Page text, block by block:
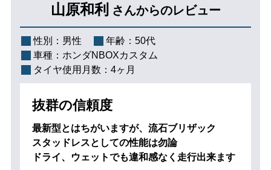
山原和利 さんからのレビュー
性別： 男性 年齢： 50代
車種： ホンダNBOXカスタム
タイヤ使用月数： 4ヶ月
抜群の信頼度
最新型とはちがいますが、流石ブリザック
スタッドレスとしての性能は勿論
ドライ、ウェットでも違和感なく走行出来ます